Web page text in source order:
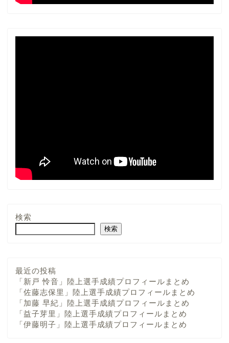
検索
検索
最近の投稿
「新戸 怜音」陸上選手成績プロフィールまとめ
「佐藤志保里」陸上選手成績プロフィールまとめ
「加藤 早紀」陸上選手成績プロフィールまとめ
「益子芽里」陸上選手成績プロフィールまとめ
「伊藤明子」陸上選手成績プロフィールまとめ